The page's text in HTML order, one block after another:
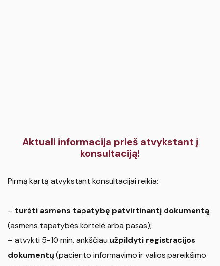
Aktuali informacija prieš atvykstant į
konsultaciją!
Pirmą kartą atvykstant konsultacijai reikia:
– turėti asmens tapatybę patvirtinantį dokumentą
(asmens tapatybės kortelė arba pasas);
– atvykti 5-10 min. ankščiau užpildyti registracijos
dokumentų (paciento informavimo ir valios pareikšimo